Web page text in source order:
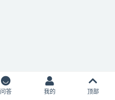
问答 我的 顶部